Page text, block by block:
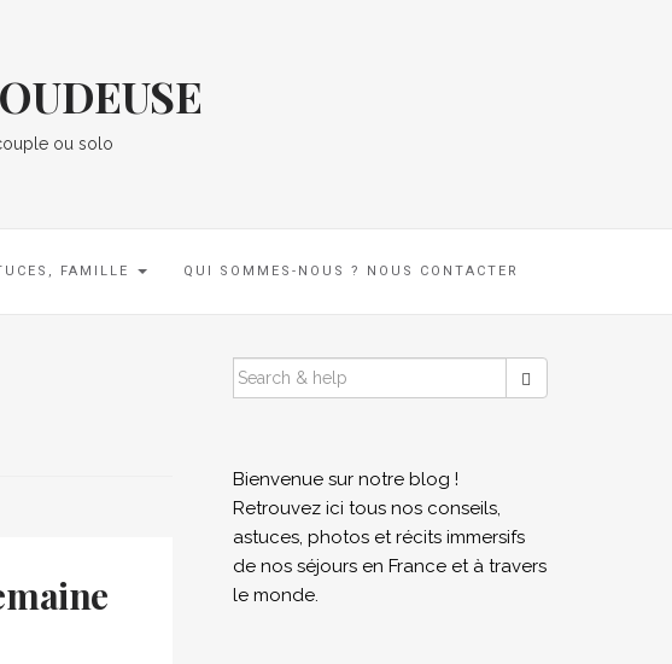
ou solo
FAMILLE QUI SOMMES-NOUS ? NOUS CONTACTER
SEARCH
FOR:
Bienvenue sur notre blog !
Retrouvez ici tous nos conseils,
astuces, photos et récits immersifs
de nos séjours en France et à travers
le monde.